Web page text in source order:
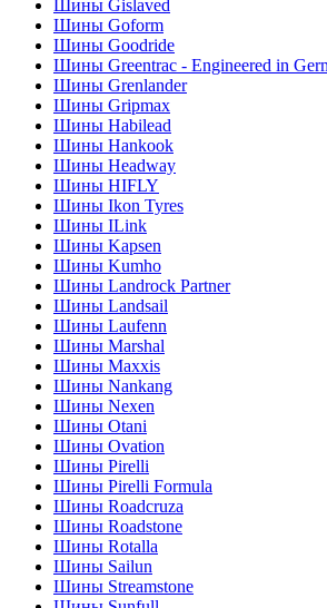
Шины Gislaved
Шины Goform
Шины Goodride
Шины Greentrac - Engineered in
Шины Grenlander
Шины Gripmax
Шины Habilead
Шины Hankook
Шины Headway
Шины HIFLY
Шины Ikon Tyres
Шины ILink
Шины Kapsen
Шины Kumho
Шины Landrock Partner
Шины Landsail
Шины Laufenn
Шины Marshal
Шины Maxxis
Шины Nankang
Шины Nexen
Шины Otani
Шины Ovation
Шины Pirelli
Шины Pirelli Formula
Шины Roadcruza
Шины Roadstone
Шины Rotalla
Шины Sailun
Шины Streamstone